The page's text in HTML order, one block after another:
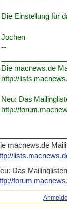
Die Einstellung für
Jochen
--
Die macnews.de
http://
Neu: Das
http://
macnews.de
Das